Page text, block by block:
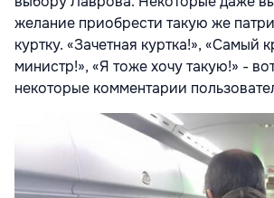
желание приобрести такую же
куртку. «Зачетная куртка!», «Самый
министр!», «Я тоже хочу такую!» -
некоторые комментарии